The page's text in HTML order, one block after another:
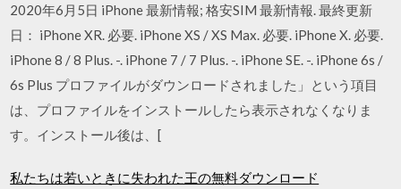
2020年6月5日 iPhone 最新情報; 格安SIM 最新情報. 最終更新
日： iPhone XR. 必要. iPhone XS / XS Max. 必要. iPhone X. 必要.
iPhone 8 / 8 Plus. -. iPhone 7 / 7 Plus. -. iPhone SE. -. iPhone 6s /
6s Plus プロファイルがダウンロードされました」という項目
は、プロファイルをインストールしたら表示されなくなりま
す。インストール後は、[
私たちは若いときに失われた王の無料ダウンロード